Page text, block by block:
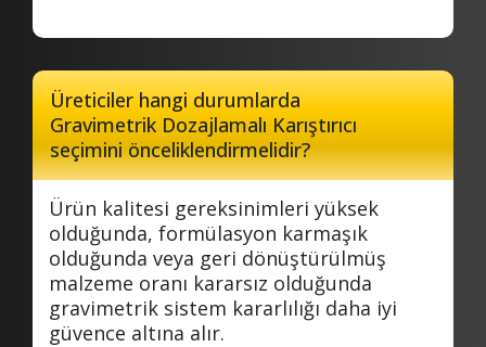
Üreticiler hangi durumlarda
Gravimetrik Dozajlamalı Karıştırıcı
seçimini önceliklendirmelidir?
Ürün kalitesi gereksinimleri yüksek
olduğunda, formülasyon karmaşık
olduğunda veya geri dönüştürülmüş
malzeme oranı kararsız olduğunda
gravimetrik sistem kararlılığı daha iyi
güvence altına alır.